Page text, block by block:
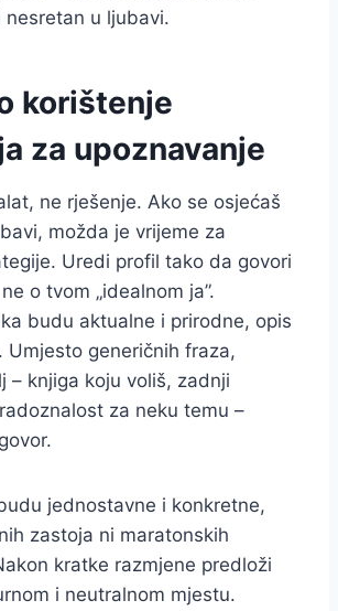
u ljubavi.
korištenje
za upoznavanje
ne rješenje. Ako se osjećaš
možda je vrijeme za
Uredi profil tako da govori
o tvom „idealnom ja”.
budu aktualne i prirodne, opis
Umjesto generičnih fraza,
– knjiga koju voliš, zadnji
za neku temu –
jednostavne i konkretne,
zastoja ni maratonskih
kratke razmjene predloži
i neutralnom mjestu.